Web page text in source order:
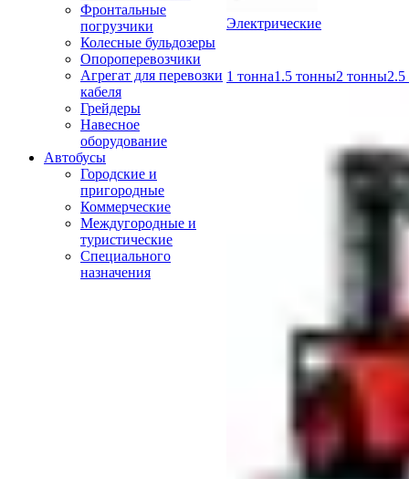
Фронтальные
погрузчики
Колесные бульдозеры
Опороперевозчики
Агрегат для перевозки
кабеля
Грейдеры
Навесное
оборудование
Автобусы
Городские и
пригородные
Коммерческие
Междугородные и
туристические
Специального
назначения
Электрические
1 тонна1.5 тонны2 тонны